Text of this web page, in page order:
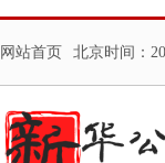
网站首页 北京时间：